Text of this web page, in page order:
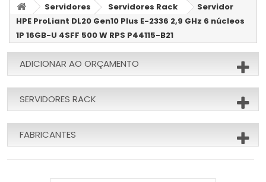
Servidores Servidores Rack
Servidor
HPE ProLiant DL20 Gen10 Plus E-2336 2,9 GHz 6 núcleos
1P 16GB-U 4SFF 500 W RPS P44115-B21
ADICIONAR AO ORÇAMENTO
SERVIDORES RACK
FABRICANTES